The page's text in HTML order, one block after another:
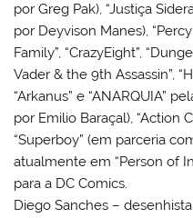
por Greg Pak), “Justiça
por Deyvison Manes),
Family”, “CrazyEight”,
Vader & the 9th Assassin”,
“Arkanus” e “ANARQUIA”
por Emilio Baraçal), “Action
“Superboy” (em parceria
atualmente em “Person of
para a DC Comics.
Diego Sanches –